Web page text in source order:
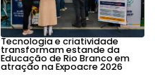
Tecnologia e criatividade
transformam estande da
Educação de Rio Branco em
atração na Expoacre 2026